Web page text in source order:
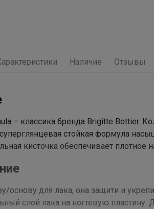
Наличие Отзывы
– классика бренда Brigitte Bottier.
стойкая формула
кисточка обеспечивает
основу для лака, она защити и
слой лака на ногтевую пластину.